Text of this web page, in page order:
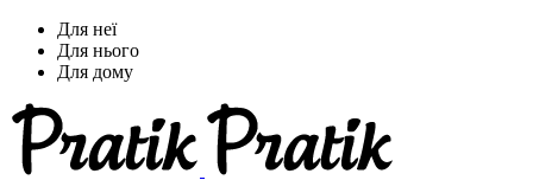
Для неї
Для нього
Для дому